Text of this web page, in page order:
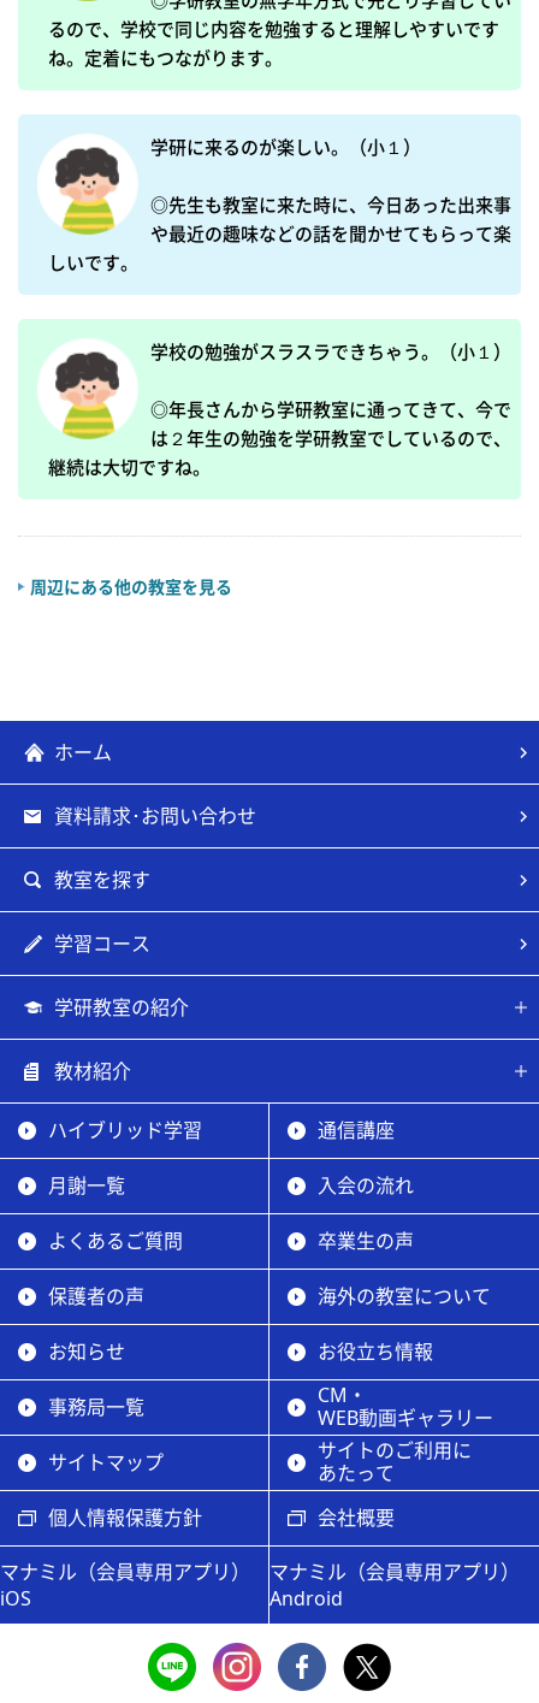
るので、学校で同じ内容を勉強すると理解しやすいです
ね。定着にもつながります。
学研に来るのが楽しい。（小１）
◎先生も教室に来た時に、今日あった出来事
や最近の趣味などの話を聞かせてもらって楽
しいです。
学校の勉強がスラスラできちゃう。（小１）
◎年長さんから学研教室に通ってきて、今で
は２年生の勉強を学研教室でしているので、
継続は大切ですね。
周辺にある他の教室を見る
ホーム
資料請求･お問い合わせ
教室を探す
学習コース
学研教室の紹介
教材紹介
ハイブリッド学習 通信講座
月謝一覧 入会の流れ
よくあるご質問 卒業生の声
保護者の声 海外の教室について
お知らせ お役立ち情報
事務局一覧
CM・
WEB動画ギャラリー
サイトマップ
サイトのご利用に
あたって
個人情報保護方針
会社概要
マナミル（会員専用アプリ）
iOS
マナミル（会員専用アプリ）
Android